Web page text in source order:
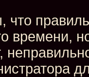
времени,